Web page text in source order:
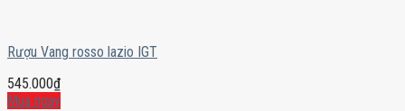
Rượu Vang rosso lazio IGT
545.000₫
Mua ngay